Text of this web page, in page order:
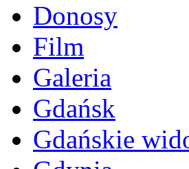
Donosy
Film
Galeria
Gdańsk
Gdańskie